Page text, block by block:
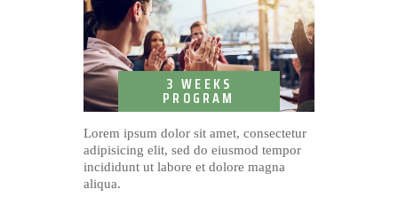
3 WEEKS
PROGRAM
Lorem ipsum dolor sit amet, consectetur
adipisicing elit, sed do eiusmod tempor
incididunt ut labore et dolore magna
aliqua.